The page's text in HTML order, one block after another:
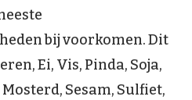
bij voorkomen. Dit
Ei, Vis, Pinda, Soja,
Sesam, Sulfiet,